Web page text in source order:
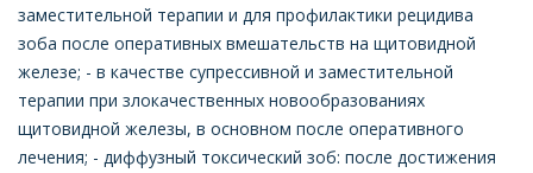
заместительной терапии и для профилактики рецидива
зоба после оперативных вмешательств на щитовидной
железе; - в качестве супрессивной и заместительной
терапии при злокачественных новообразованиях
щитовидной железы, в основном после оперативного
лечения; - диффузный токсический зоб: после достижения